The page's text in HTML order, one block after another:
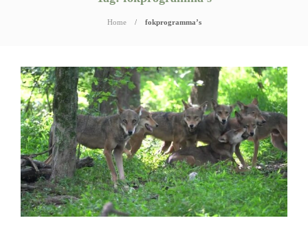
Home fokprogramma’s